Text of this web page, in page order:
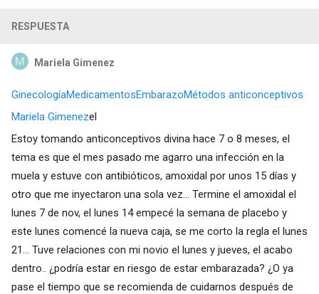
RESPUESTA
Mariela Gimenez
GinecologíaMedicamentosEmbarazoMétodos anticonceptivos
Mariela Gimenezel
Estoy tomando anticonceptivos divina hace 7 o 8 meses, el
tema es que el mes pasado me agarro una infección en la
muela y estuve con antibióticos, amoxidal por unos 15 días y
otro que me inyectaron una sola vez... Termine el amoxidal el
lunes 7 de nov, el lunes 14 empecé la semana de placebo y
este lunes comencé la nueva caja, se me corto la regla el lunes
21... Tuve relaciones con mi novio el lunes y jueves, el acabo
dentro.. ¿podría estar en riesgo de estar embarazada? ¿O ya
pase el tiempo que se recomienda de cuidarnos después de